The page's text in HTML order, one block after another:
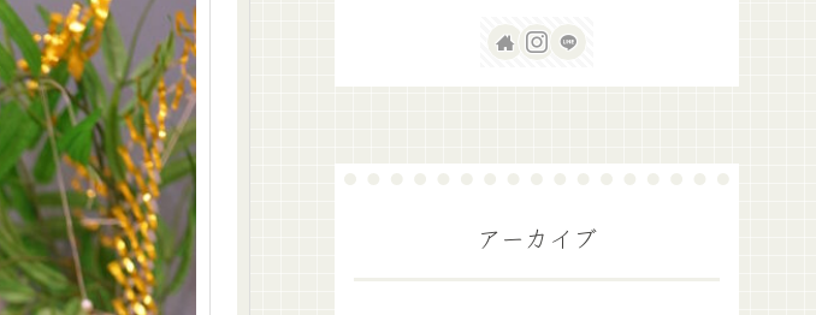
アーカイブ